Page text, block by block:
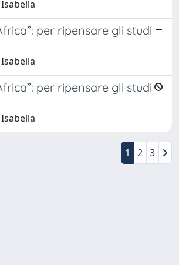
per ripensare gli studi
per ripensare gli studi
1 2 3